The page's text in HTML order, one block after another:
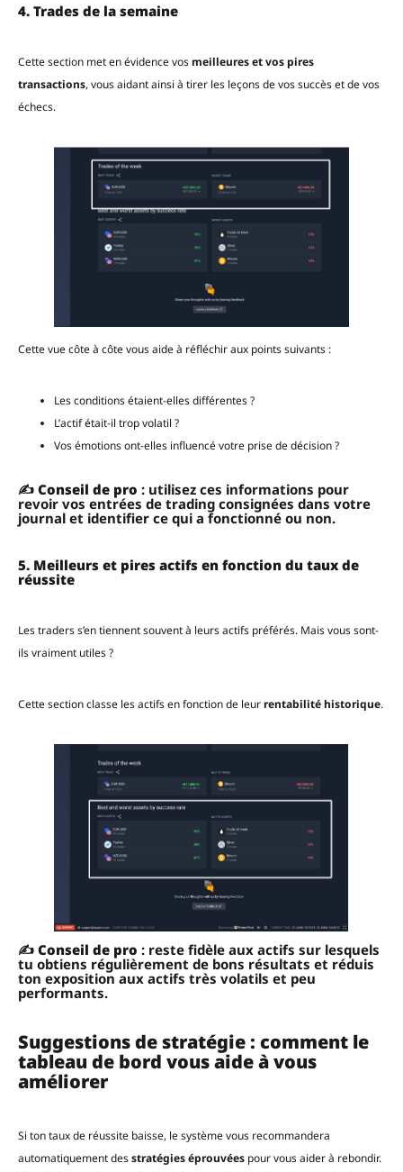
4. Trades de la semaine
Cette section met en évidence vosmeilleures et vos pires
transactions, vous aidant ainsi à tirer les leçons de vos succès et de vos
échecs.
Cette vue côte à côte vous aide à réfléchir aux points suivants :
Les conditions étaient-elles différentes ?
L’actif était-il trop volatil ?
Vos émotions ont-elles influencé votre prise de décision ?
✍️ Conseil de pro : utilisez ces informations pour
revoir vos entrées de trading consignées dans votre
journal et identifier ce qui a fonctionné ou non.
5. Meilleurs et pires actifs en fonction du taux de
réussite
Les traders s’en tiennent souvent à leurs actifs préférés. Mais vous sont-
ils vraiment utiles ?
Cette section classe les actifs en fonction de leurrentabilité historique.
✍️ Conseil de pro : reste fidèle aux actifs sur lesquels
tu obtiens régulièrement de bons résultats et réduis
ton exposition aux actifs très volatils et peu
performants.
Suggestions de stratégie : comment le
tableau de bord vous aide à vous
améliorer
Si ton taux de réussite baisse, le système vous recommandera
automatiquement desstratégies éprouvées pour vous aider à rebondir.